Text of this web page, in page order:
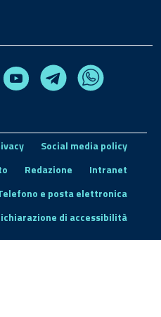
Linkedin Youtube TelegramWhatsapp
Social media policy
Redazione
Intranet
e posta elettronica
di accessibilità